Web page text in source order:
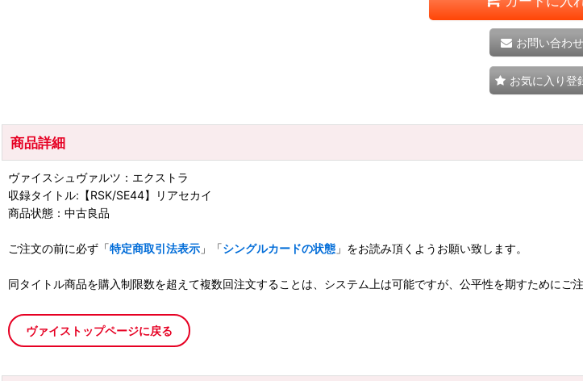
お問い合わせ
お気に入り登
商品詳細
ヴァイスシュヴァルツ：エクストラ
収録タイトル:【RSK/SE44】リアセカイ
商品状態：中古良品
ご注文の前に必ず「特定商取引法表示 」「シングルカードの状態 」をお読み頂くようお願い致します。
同タイトル商品を購入制限数を超えて複数回注文することは、システム上は可能ですが、公平性を期すためにご
ヴァイストップページに戻る